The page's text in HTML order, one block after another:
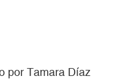
por Tamara Díaz